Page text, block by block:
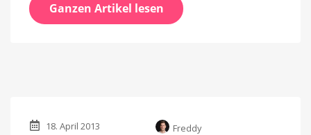
Ganzen Artikel lesen
18. April 2013
Freddy